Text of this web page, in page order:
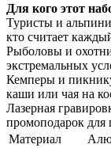
Для кого этот
Туристы и
кто считает
Рыболовы и
экстремальных
Кемперы и
каши или чая на
Лазерная
промоподарок для
Материал